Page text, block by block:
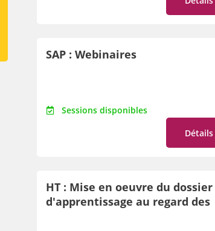
SAP : Webinaires
Sessions disponibles
Détails
HT : Mise en oeuvre du dossier
d'apprentissage au regard des